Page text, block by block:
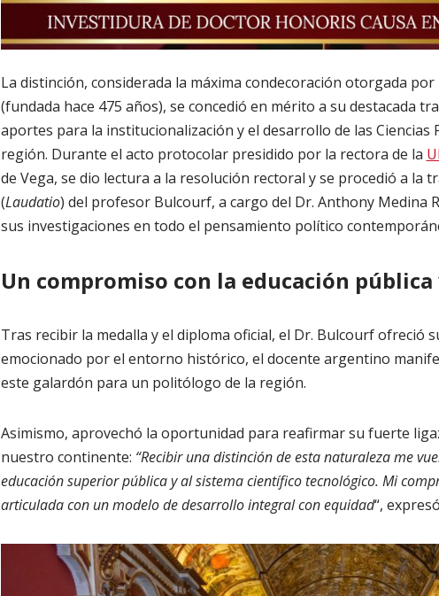
La distinción, considerada la máxima condecoración otorgada
(fundada hace 475 años), se concedió en mérito a su destacada
aportes para la institucionalización y el desarrollo de las Ciencias
región. Durante el acto protocolar presidido por la rectora de la
de Vega, se dio lectura a la resolución rectoral y se procedió a la
(Laudatio) del profesor Bulcourf, a cargo del Dr. Anthony Medina
sus investigaciones en todo el pensamiento político
Un compromiso con la educación
Tras recibir la medalla y el diploma oficial, el Dr. Bulcourf ofreció
emocionado por el entorno histórico, el docente argentino
este galardón para un politólogo de la región.
Asimismo, aprovechó la oportunidad para reafirmar su fuerte
nuestro continente: “Recibir una distinción de esta naturaleza me
educación superior pública y al sistema científico tecnológico. Mi
articulada con un modelo de desarrollo integral con equidad“,